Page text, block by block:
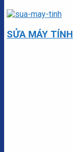
SỬA MÁY TÍNH